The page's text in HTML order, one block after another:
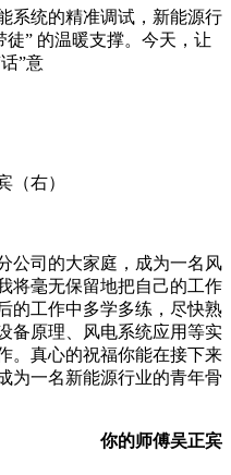
统的精准调试，新能源行
” 的温暖支撑。今天，让
”意
右）
司的大家庭，成为一名风
将毫无保留地把自己的工作
的工作中多学多练，尽快熟
备原理、风电系统应用等实
。真心的祝福你能在接下来
为一名新能源行业的青年骨
你的师傅吴正宾